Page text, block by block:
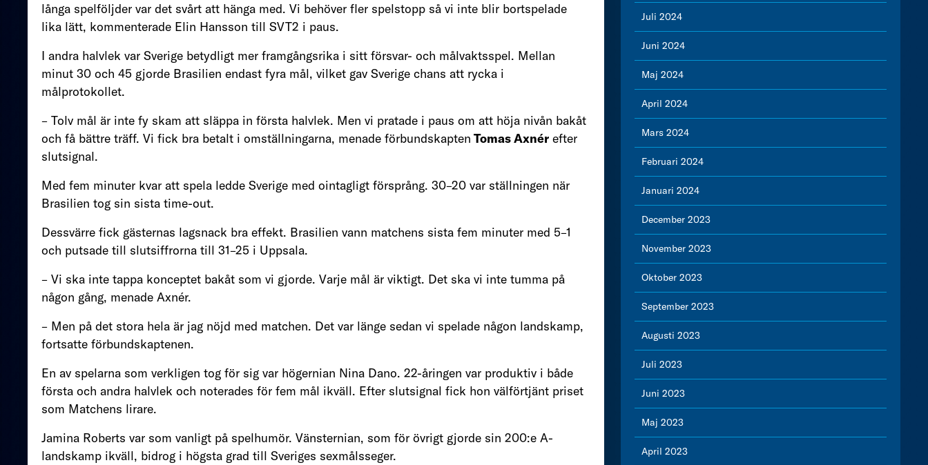
långa spelföljder var det svårt att hänga med. Vi behöver fler spelstopp så vi inte blir bortspelade
lika lätt, kommenterade Elin Hansson till SVT2 i paus.
I andra halvlek var Sverige betydligt mer framgångsrika i sitt försvar- och målvaktsspel. Mellan
minut 30 och 45 gjorde Brasilien endast fyra mål, vilket gav Sverige chans att rycka i
målprotokollet.
– Tolv mål är inte fy skam att släppa in första halvlek. Men vi pratade i paus om att höja nivån bakåt
och få bättre träff. Vi fick bra betalt i omställningarna, menade förbundskapten Tomas Axnér efter
slutsignal.
Med fem minuter kvar att spela ledde Sverige med ointagligt försprång. 30–20 var ställningen när
Brasilien tog sin sista time-out.
Dessvärre fick gästernas lagsnack bra effekt. Brasilien vann matchens sista fem minuter med 5–1
och putsade till slutsiffrorna till 31–25 i Uppsala.
– Vi ska inte tappa konceptet bakåt som vi gjorde. Varje mål är viktigt. Det ska vi inte tumma på
någon gång, menade Axnér.
– Men på det stora hela är jag nöjd med matchen. Det var länge sedan vi spelade någon landskamp,
fortsatte förbundskaptenen.
En av spelarna som verkligen tog för sig var högernian Nina Dano. 22-åringen var produktiv i både
första och andra halvlek och noterades för fem mål ikväll. Efter slutsignal fick hon välförtjänt priset
som Matchens lirare.
Jamina Roberts var som vanligt på spelhumör. Vänsternian, som för övrigt gjorde sin 200:e A-
landskamp ikväll, bidrog i högsta grad till Sveriges sexmålsseger.
Juli 2024
Juni 2024
Maj 2024
April 2024
Mars 2024
Februari 2024
Januari 2024
December 2023
November 2023
Oktober 2023
September 2023
Augusti 2023
Juli 2023
Juni 2023
Maj 2023
April 2023